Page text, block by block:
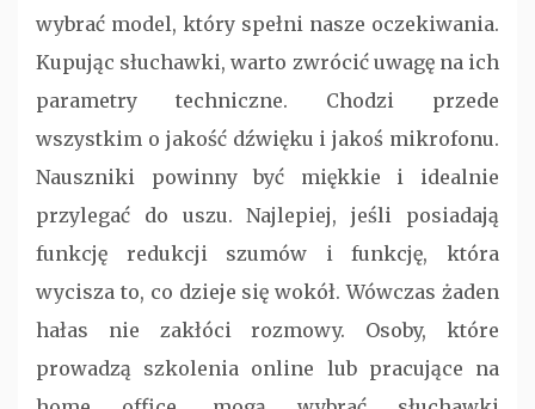
wybrać model, który spełni nasze oczekiwania.
Kupując słuchawki, warto zwrócić uwagę na ich
parametry techniczne. Chodzi przede
wszystkim o jakość dźwięku i jakoś mikrofonu.
Nauszniki powinny być miękkie i idealnie
przylegać do uszu. Najlepiej, jeśli posiadają
funkcję redukcji szumów i funkcję, która
wycisza to, co dzieje się wokół. Wówczas żaden
hałas nie zakłóci rozmowy. Osoby, które
prowadzą szkolenia online lub pracujące na